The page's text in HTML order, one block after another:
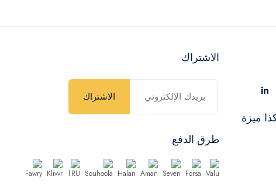
ميزة
الاشتراك
الاشتراك
طرق الدفع